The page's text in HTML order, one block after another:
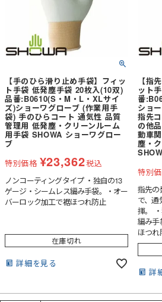
【手のひら滑り止め手袋】フィッ
ト手袋 低発塵手袋 20枚入(10双)
品番:B0610(S・M・L・XLサイ
ズ)ショーワグローブ (作業用手
袋) 手のひらコート 通気性 品質
管理用 低発塵・クリーンルーム
用手袋 SHOWA ショーワグロー
ブ
特別価格 ¥23,362税込
ノンコーティングタイプ ・独自の13
ゲージ・シームレス編み手袋。・オー
バーロック加工で裾ほつれ防止
在庫切れ
詳細を見る
【指
ット
番
ショ
指先
の他
動車
塵・
特別
指先の
で、通
揮。
編み手
ほつれ
詳